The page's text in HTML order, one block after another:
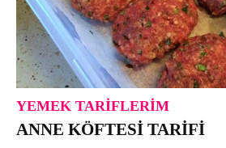
YEMEK TARIFLERIM
ANNE KÖFTESI TARIFI